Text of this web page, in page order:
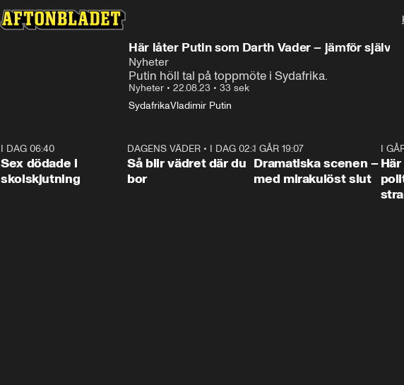
Här låter Putin som Darth Vader – jämför själv
Nyheter
Putin höll tal på toppmöte i Sydafrika.
Nyheter • 22.08.23 • 33 sek
SydafrikaVladimir Putin
I DAG 06:40
Sex dödade i
skolskjutning
1:06
DAGENS VÄDER • I DAG 02:30
Så blir vädret där du
bor
I GÅR 19:07
Dramatiska scenen –
med mirakulöst slut
I